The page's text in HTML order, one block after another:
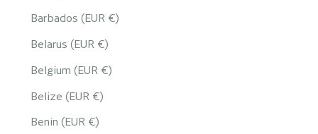
Barbados (EUR €)
Belarus (EUR €)
Belgium (EUR €)
Belize (EUR €)
Benin (EUR €)